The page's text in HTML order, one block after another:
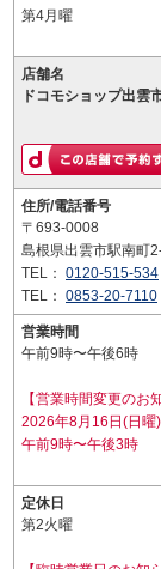
第4月曜
店舗名
ドコモショップ出雲
住所/電話番号
〒693-0008
島根県出雲市駅南町
TEL： 0120-515-534
TEL： 0853-20-7110
営業時間
午前9時〜午後6時
【営業時間変更のお
2026年8月16日(日曜)
午前9時〜午後3時
定休日
第2火曜